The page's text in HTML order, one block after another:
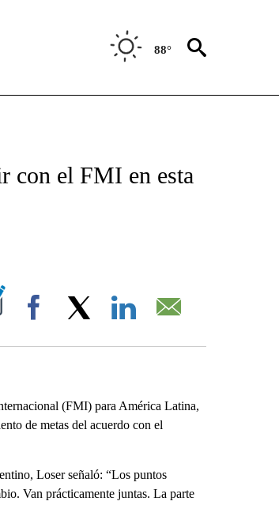
88°
NEW PAGES ON "CNN - SPANISH".
con el FMI en esta
"".
Facebook
(FMI) para América Latina,
de metas del acuerdo con el
Loser señaló: “Los puntos
Van prácticamente juntas. La parte